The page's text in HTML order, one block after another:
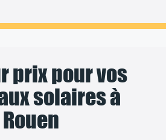
prix pour vos
solaires à
Rouen